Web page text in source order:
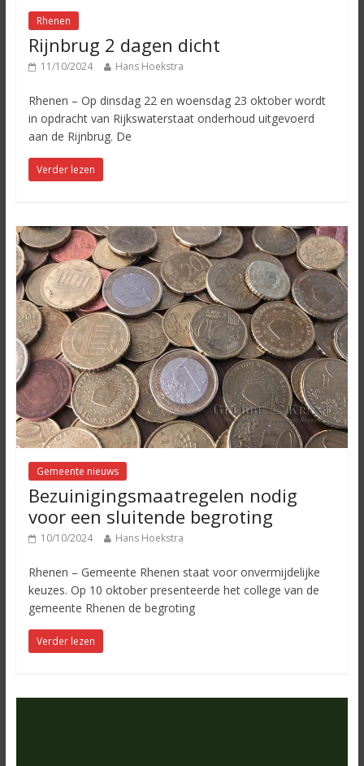
Rhenen
Rijnbrug 2 dagen dicht
11/10/2024 Hans Hoekstra
Rhenen – Op dinsdag 22 en woensdag 23 oktober wordt
in opdracht van Rijkswaterstaat onderhoud uitgevoerd
aan de Rijnbrug. De
Verder lezen
Gemeente nieuws
Bezuinigingsmaatregelen nodig
voor een sluitende begroting
10/10/2024 Hans Hoekstra
Rhenen – Gemeente Rhenen staat voor onvermijdelijke
keuzes. Op 10 oktober presenteerde het college van de
gemeente Rhenen de begroting
Verder lezen